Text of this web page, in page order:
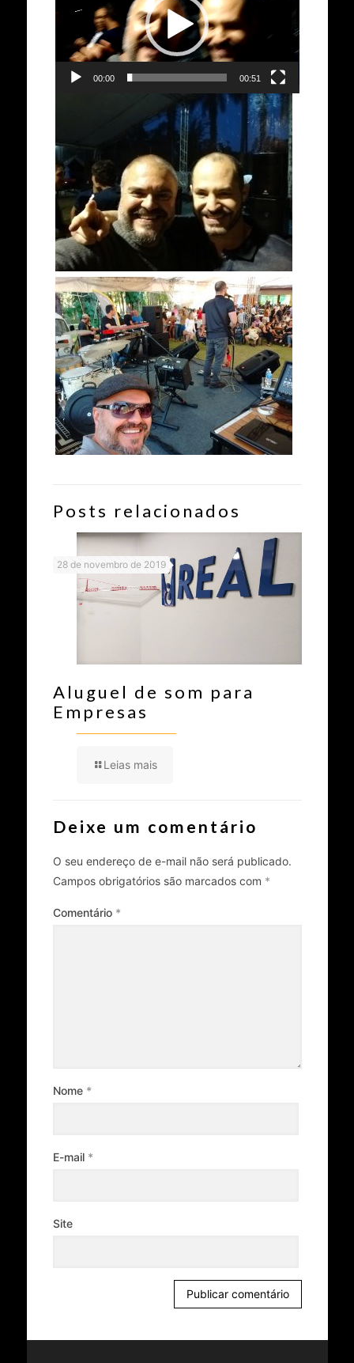
00:00 00:51
Posts relacionados
28 de novembro de 2019
Aluguel de som para
Empresas
Leias mais
Deixe um comentário
O seu endereço de e-mail não será publicado.
Campos obrigatórios são marcados com *
Comentário *
Nome *
E-mail *
Site